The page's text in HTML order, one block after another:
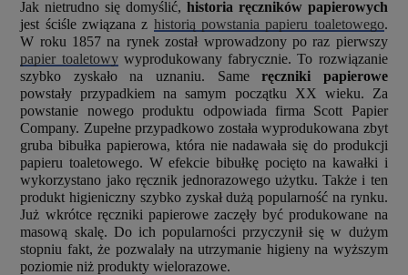
Jak nietrudno się domyślić, historia ręczników papierowych
jest ściśle związana z historią powstania papieru toaletowego.
W roku 1857 na rynek został wprowadzony po raz pierwszy
papier toaletowywyprodukowany fabrycznie. To rozwiązanie
szybko zyskało na uznaniu. Sameręczniki papierowe
powstały przypadkiem na samym początku XX wieku. Za
powstanie nowego produktu odpowiada firma Scott Papier
Company. Zupełne przypadkowo została wyprodukowana zbyt
gruba bibułka papierowa, która nie nadawała się do produkcji
papieru toaletowego. W efekcie bibułkę pocięto na kawałki i
wykorzystano jako ręcznik jednorazowego użytku. Także i ten
produkt higieniczny szybko zyskał dużą popularność na rynku.
Już wkrótce ręczniki papierowe zaczęły być produkowane na
masową skalę. Do ich popularności przyczynił się w dużym
stopniu fakt, że pozwalały na utrzymanie higieny na wyższym
poziomie niż produkty wielorazowe.